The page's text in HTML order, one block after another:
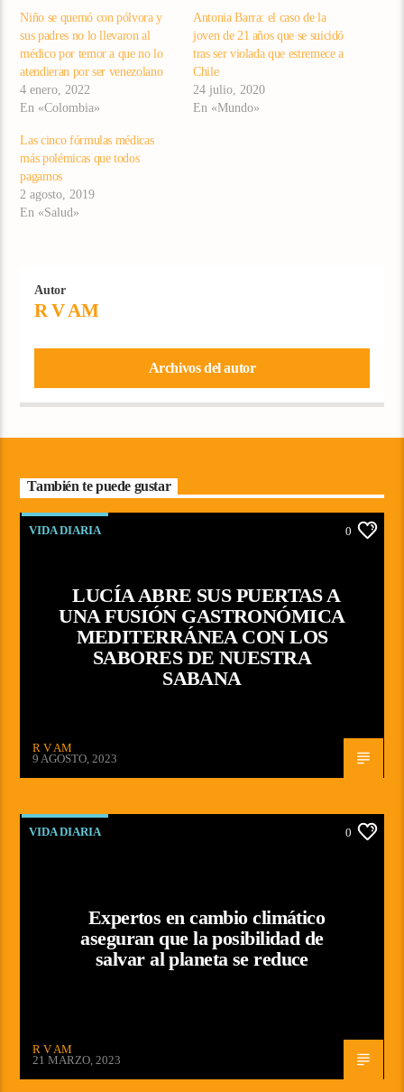
Niño se quemó con pólvora y
sus padres no lo llevaron al
médico por temor a que no lo
atendieran por ser venezolano
4 enero, 2022
En «Colombia»
Antonia Barra: el caso de la
joven de 21 años que se suicidó
tras ser violada que estremece a
Chile
24 julio, 2020
En «Mundo»
Las cinco fórmulas médicas
más polémicas que todos
pagamos
2 agosto, 2019
En «Salud»
Autor
R V AM
Archivos del autor
También te puede gustar
VIDA DIARIA 0
LUCÍA ABRE SUS PUERTAS A
UNA FUSIÓN GASTRONÓMICA
MEDITERRÁNEA CON LOS
SABORES DE NUESTRA
SABANA
R V AM
9 AGOSTO, 2023
VIDA DIARIA 0
Expertos en cambio climático
aseguran que la posibilidad de
salvar al planeta se reduce
R V AM
21 MARZO, 2023